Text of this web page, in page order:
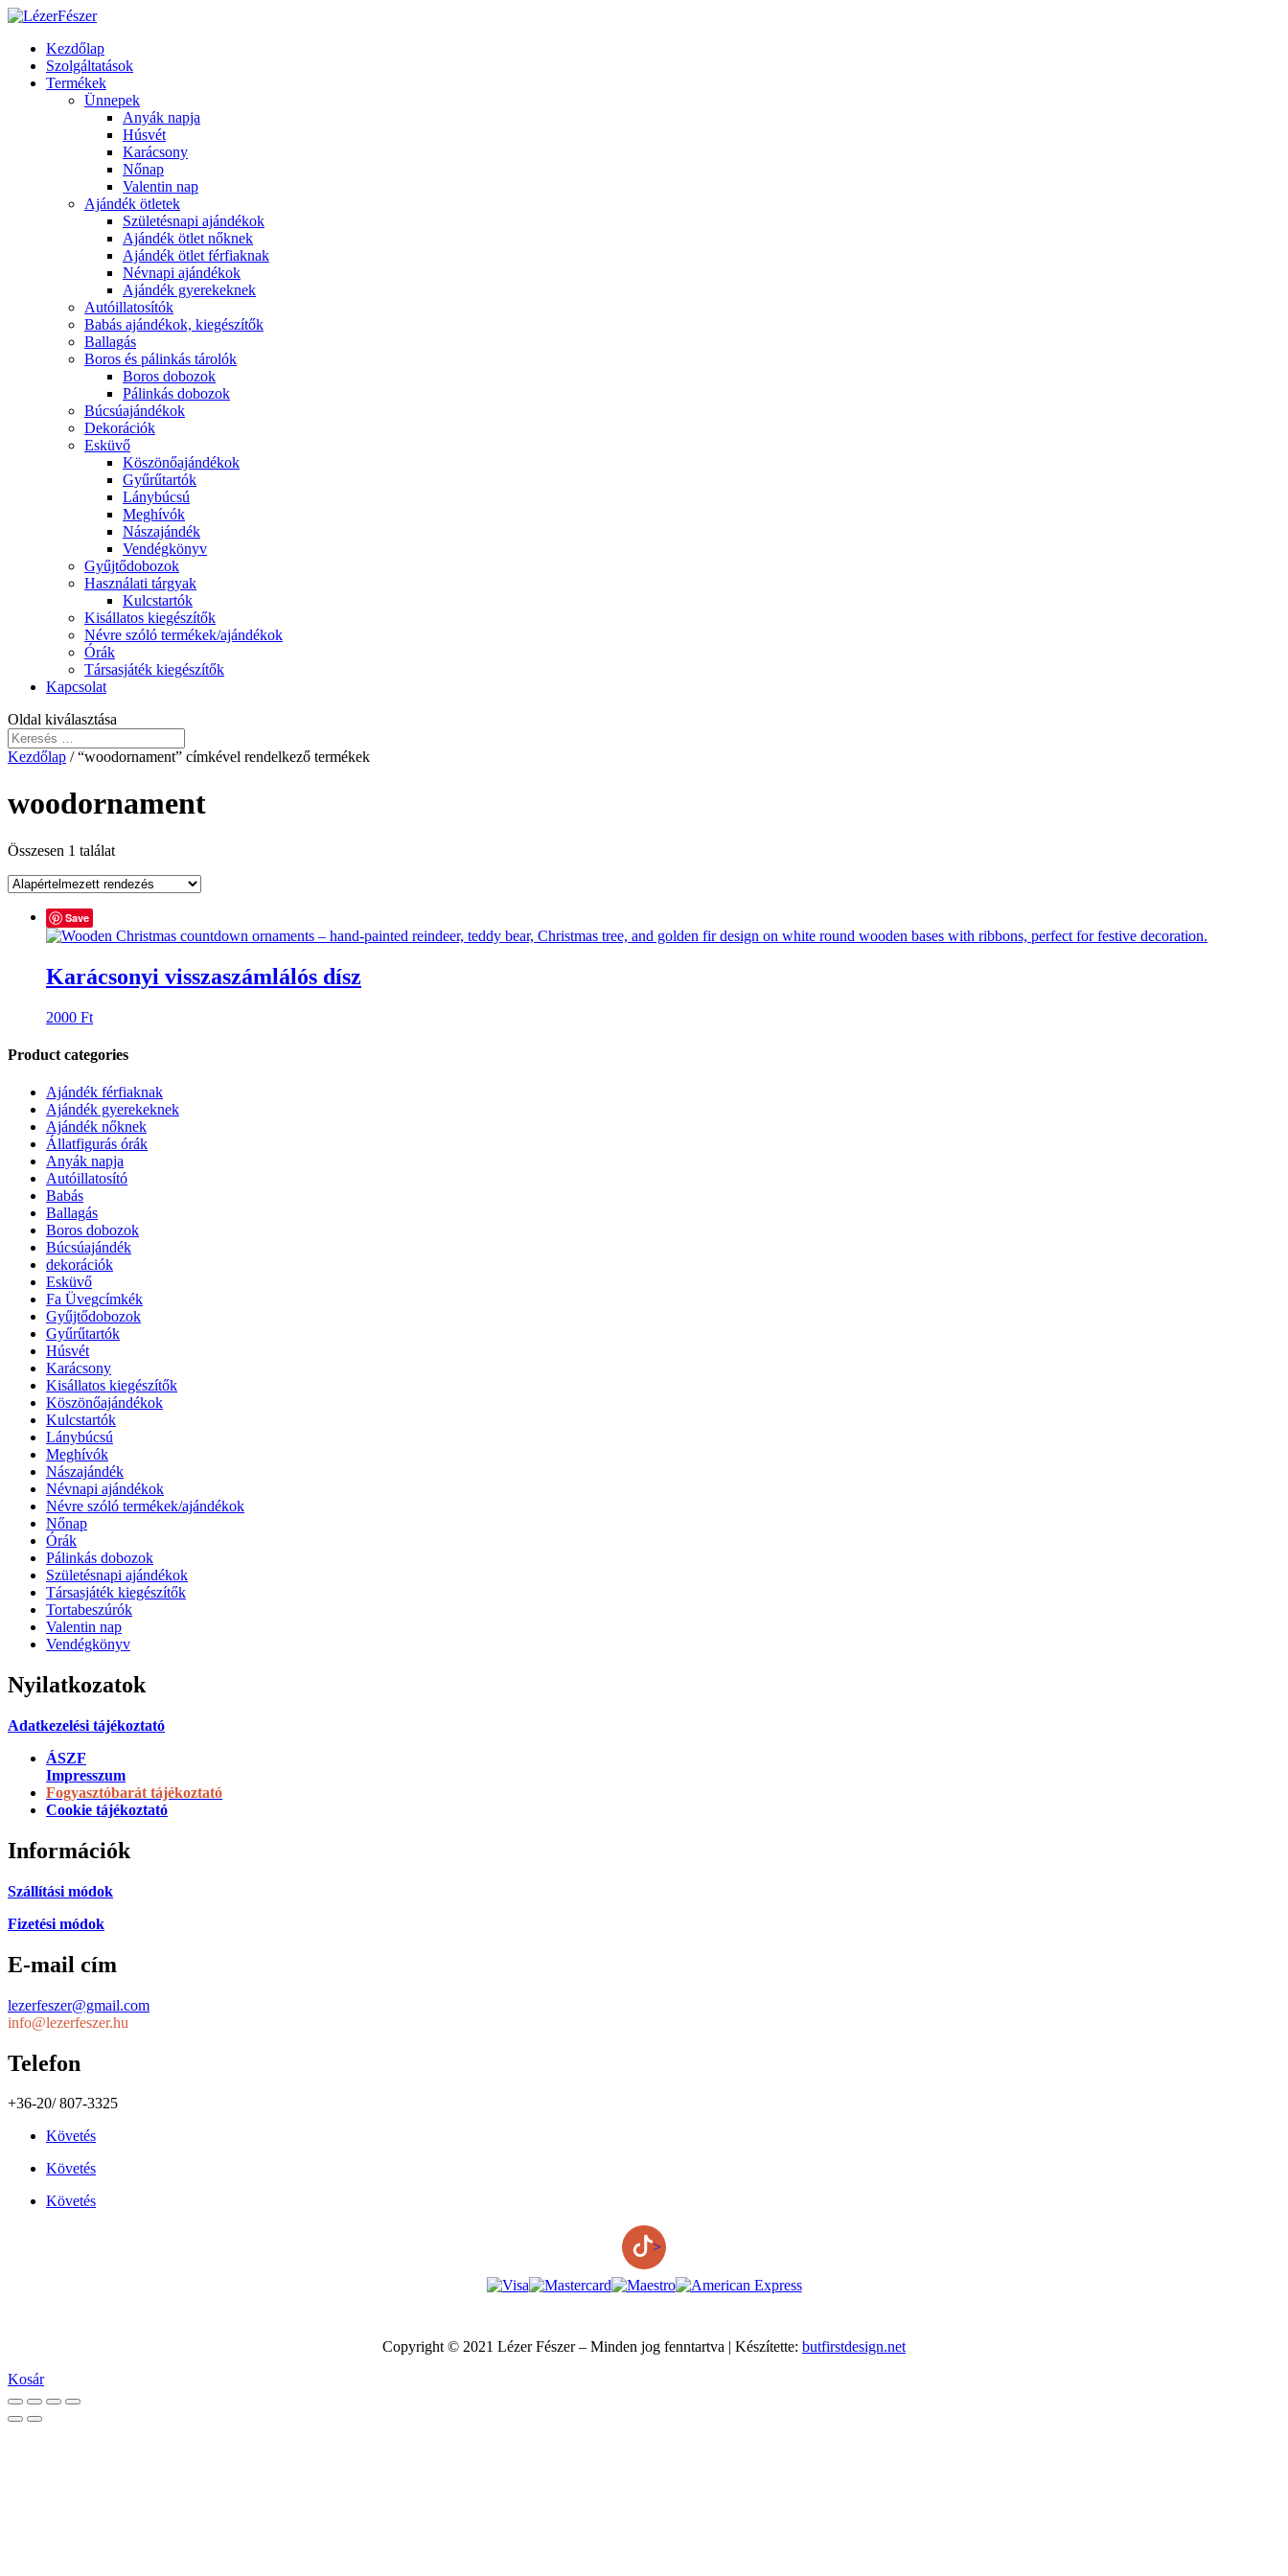
Kezdőlap
Szolgáltatások
Termékek
Ünnepek
Anyák napja
Húsvét
Karácsony
Nőnap
Valentin nap
Ajándék ötletek
Születésnapi ajándékok
Ajándék ötlet nőknek
Ajándék ötlet férfiaknak
Névnapi ajándékok
Ajándék gyerekeknek
Autóillatosítók
Babás ajándékok, kiegészítők
Ballagás
Boros és pálinkás tárolók
Boros dobozok
Pálinkás dobozok
Búcsúajándékok
Dekorációk
Esküvő
Köszönőajándékok
Gyűrűtartók
Lánybúcsú
Meghívók
Nászajándék
Vendégkönyv
Gyűjtődobozok
Használati tárgyak
Kulcstartók
Kisállatos kiegészítők
Névre szóló termékek/ajándékok
Órák
Társasjáték kiegészítők
Kapcsolat
Oldal kiválasztása
Kezdőlap / “woodornament” címkével rendelkező termékek
woodornament
Összesen 1 találat
Save
Karácsonyi visszaszámlálós dísz
2000 Ft
Product categories
Ajándék férfiaknak
Ajándék gyerekeknek
Ajándék nőknek
Állatfigurás órák
Anyák napja
Autóillatosító
Babás
Ballagás
Boros dobozok
Búcsúajándék
dekorációk
Esküvő
Fa Üvegcímkék
Gyűjtődobozok
Gyűrűtartók
Húsvét
Karácsony
Kisállatos kiegészítők
Köszönőajándékok
Kulcstartók
Lánybúcsú
Meghívók
Nászajándék
Névnapi ajándékok
Névre szóló termékek/ajándékok
Nőnap
Órák
Pálinkás dobozok
Születésnapi ajándékok
Társasjáték kiegészítők
Tortabeszúrók
Valentin nap
Vendégkönyv
Nyilatkozatok
Adatkezelési tájékoztató
ÁSZF
Impresszum
Fogyasztóbarát tájékoztató
Cookie tájékoztató
Információk
Szállítási módok
Fizetési módok
E-mail cím
lezerfeszer@gmail.com
info@lezerfeszer.hu
Telefon
+36-20/ 807-3325
Követés
Követés
Követés
>
Copyright © 2021 Lézer Fészer – Minden jog fenntartva | Készítette: butfirstdesign.net
Kosár